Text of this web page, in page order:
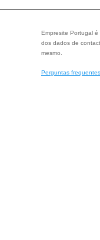
Empresite Portugal
dos dados de
mesmo.
Perguntas frequentes